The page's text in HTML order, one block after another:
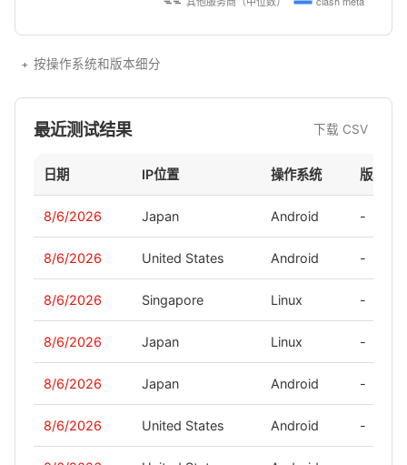
按操作系统和版本细分
最近测试结果 下载 CSV
日期 IP位置 操作系统 版本
8/6/2026 Japan Android -
8/6/2026 United States Android -
8/6/2026 Singapore Linux -
8/6/2026 Japan Linux -
8/6/2026 Japan Android -
8/6/2026 United States Android -